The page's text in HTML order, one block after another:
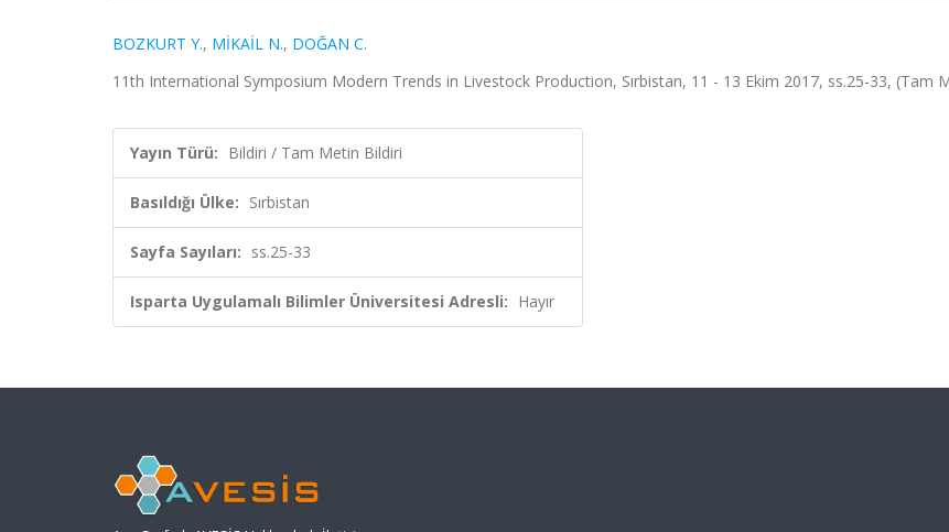
BOZKURT Y., MİKAİL N., DOĞAN C.
11th International Symposium Modern Trends in Livestock Production, Sırbistan, 11 - 13 Ekim 2017, ss.25-33, (Tam
Yayın Türü: Bildiri / Tam Metin Bildiri
Basıldığı Ülke: Sırbistan
Sayfa Sayıları: ss.25-33
Isparta Uygulamalı Bilimler Üniversitesi Adresli: Hayır